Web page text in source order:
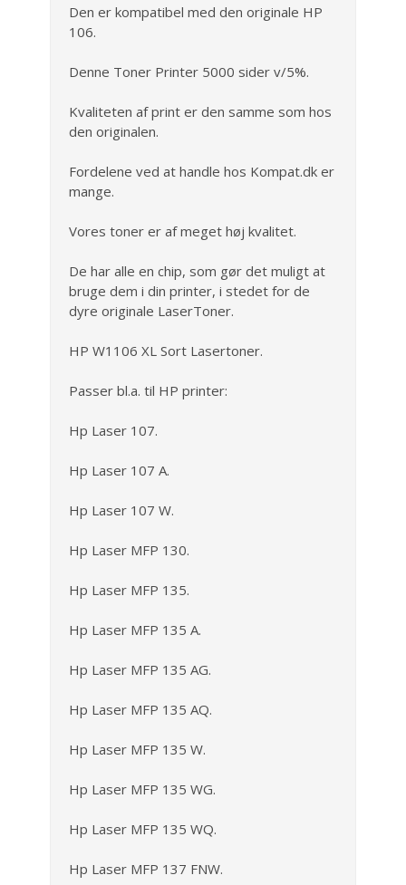
Den er kompatibel med den originale HP
106.
Denne Toner Printer 5000 sider v/5%.
Kvaliteten af print er den samme som hos
den originalen.
Fordelene ved at handle hos Kompat.dk er
mange.
Vores toner er af meget høj kvalitet.
De har alle en chip, som gør det muligt at
bruge dem i din printer, i stedet for de
dyre originale LaserToner.
HP W1106 XL Sort Lasertoner.
Passer bl.a. til HP printer:
Hp Laser 107.
Hp Laser 107 A.
Hp Laser 107 W.
Hp Laser MFP 130.
Hp Laser MFP 135.
Hp Laser MFP 135 A.
Hp Laser MFP 135 AG.
Hp Laser MFP 135 AQ.
Hp Laser MFP 135 W.
Hp Laser MFP 135 WG.
Hp Laser MFP 135 WQ.
Hp Laser MFP 137 FNW.